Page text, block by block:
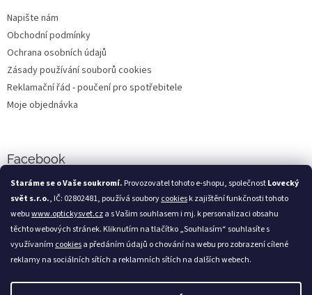
Staráme se o Vaše soukromí. Provozovatel tohoto e-shopu, společnostLovecký
svět s.r.o., IČ: 02802481, používá souborycookiesk zajištění funkčnosti tohoto
webuwww.optickysvet.cza s Vašim souhlasem i mj. k personalizaci obsahu
těchto webových stránek. Kliknutím na tlačítko „Souhlasím“ souhlasíte s
využívaním cookiesa předáním údajů o chování na webu pro zobrazení cílené
reklamy na sociálních sítích a reklamních sítích na dalších webech.
Napište nám
Obchodní podmínky
Ochrana osobních údajů
Zásady používání souborů cookies
Reklamační řád - poučení pro spotřebitele
Moje objednávka
Facebook
Loveckýsvět.cz